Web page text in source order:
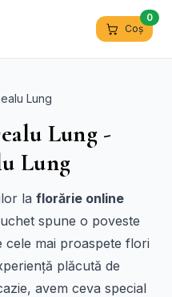
Coș
0
Lung
Lung -
Lung
la florărie online
spune o poveste
cele mai proaspete flori
plăcută de
avem ceva special